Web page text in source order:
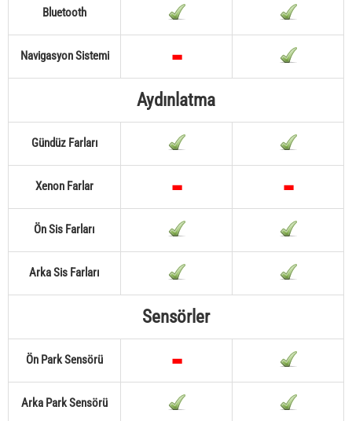
Bluetooth
Navigasyon Sistemi
Aydınlatma
Gündüz Farları
Xenon Farlar
Ön Sis Farları
Arka Sis Farları
Sensörler
Ön Park Sensörü
Arka Park Sensörü